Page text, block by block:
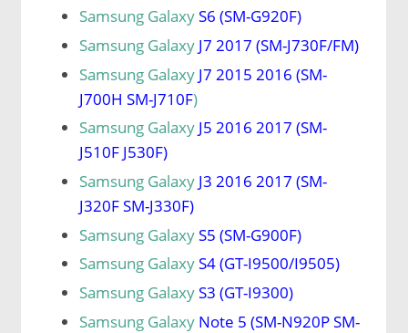
Samsung GalaxyS6 (SM-G920F)
Samsung Galaxy J7 2017 (SM-J730F/FM)
Samsung Galaxy J7 2015 2016 (SM-
J700H SM-J710F)
Samsung Galaxy J5 2016 2017 (SM-
J510F J530F)
Samsung Galaxy J3 2016 2017 (SM-
J320F SM-J330F)
Samsung GalaxyS5 (SM-G900F)
Samsung GalaxyS4 (GT-I9500/I9505)
Samsung GalaxyS3 (GT-I9300)
Samsung Galaxy Note 5 (SM-N920P SM-